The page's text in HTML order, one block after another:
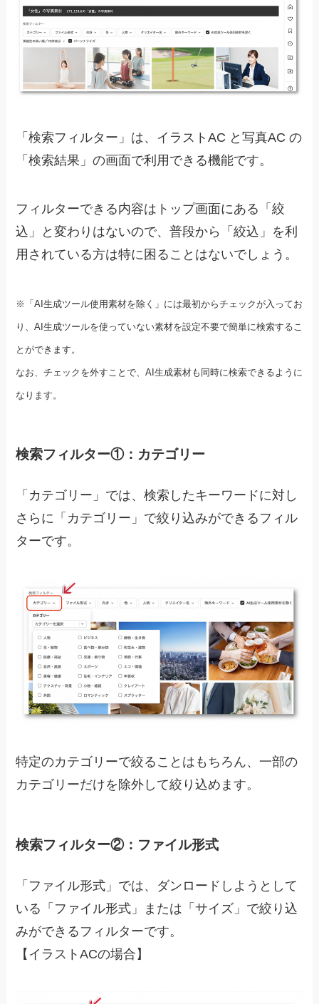
「検索フィルター」は、イラストAC と写真AC の
「検索結果」の画面で利用できる機能です。
フィルターできる内容はトップ画面にある「絞
込」と変わりはないので、普段から「絞込」を利
用されている方は特に困ることはないでしょう。
※「AI生成ツール使用素材を除く」には最初からチェックが入ってお
り、AI生成ツールを使っていない素材を設定不要で簡単に検索するこ
とができます。
なお、チェックを外すことで、AI生成素材も同時に検索できるように
なります。
検索フィルター①：カテゴリー
「カテゴリー」では、検索したキーワードに対し
さらに「カテゴリー」で絞り込みができるフィル
ターです。
特定のカテゴリーで絞ることはもちろん、一部の
カテゴリーだけを除外して絞り込めます。
検索フィルター②：ファイル形式
「ファイル形式」では、ダンロードしようとして
いる「ファイル形式」または「サイズ」で絞り込
みができるフィルターです。
【イラストACの場合】